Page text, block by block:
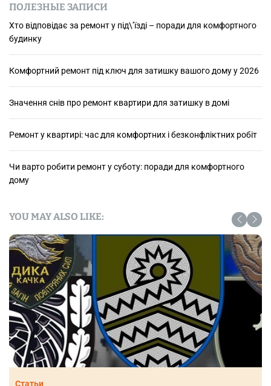
ПОЛЕЗНЫЕ ЗАПИСИ
Хто відповідає за ремонт у під\’їзді – поради для комфортного
будинку
Комфортний ремонт під ключ для затишку вашого дому у 2026
Значення снів про ремонт квартири для затишку в домі
Ремонт у квартирі: час для комфортних і безконфліктних робіт
Чи варто робити ремонт у суботу: поради для комфортного
дому
YOU MAY ALSO LIKE:
Статьи